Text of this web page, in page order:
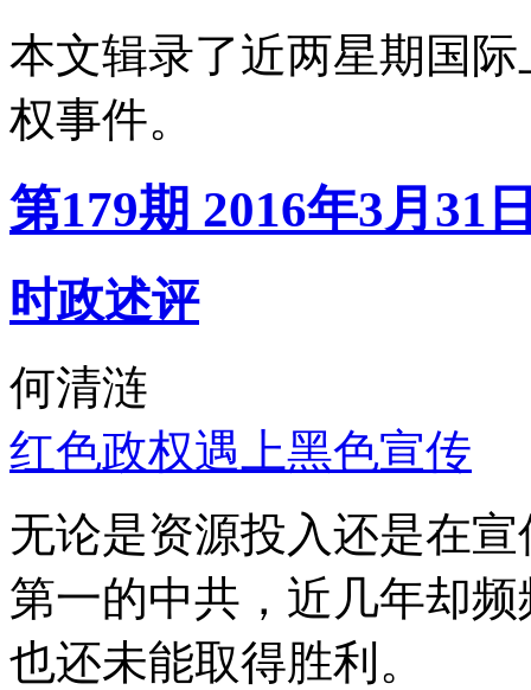
本文辑录了近两星期国
权事件。
第179期 2016年3月31
时政述评
何清涟
红色政权遇上黑色宣传
无论是资源投入还是在
第一的中共，近几年却
也还未能取得胜利。